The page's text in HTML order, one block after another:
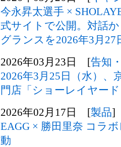
今永昇太選手 ×
式サイトで公開。対話
グランスを2026年3月27
2026年03月23日 [告知
2026年3月25日（水）
門店「ショーレイヤー
2026年02月17日 [製品]
EAGG × 勝田里奈 コラ
動